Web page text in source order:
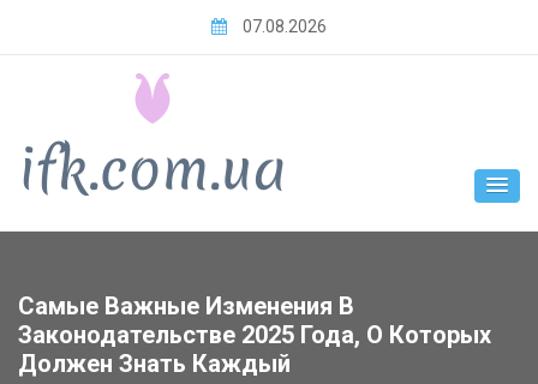
07.08.2026
Самые Важные Изменения В
Законодательстве 2025 Года, О Которых
Должен Знать Каждый